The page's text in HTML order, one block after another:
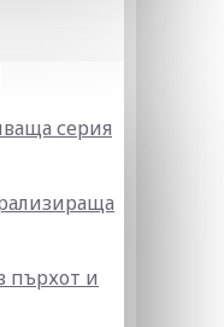
серия
пърхот и